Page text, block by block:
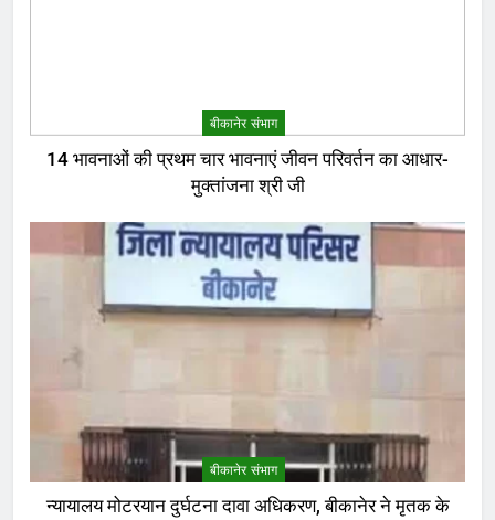
बीकानेर संभाग
14 भावनाओं की प्रथम चार भावनाएं जीवन परिवर्तन का आधार-
मुक्तांजना श्री जी
बीकानेर संभाग
न्यायालय मोटरयान दुर्घटना दावा अधिकरण, बीकानेर ने मृतक के